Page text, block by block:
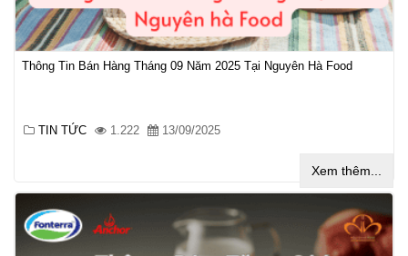
Thông Tin Bán Hàng Tháng 09 Năm 2025 Tại Nguyên Hà Food
TIN TỨC 1.222 13/09/2025
Xem thêm...